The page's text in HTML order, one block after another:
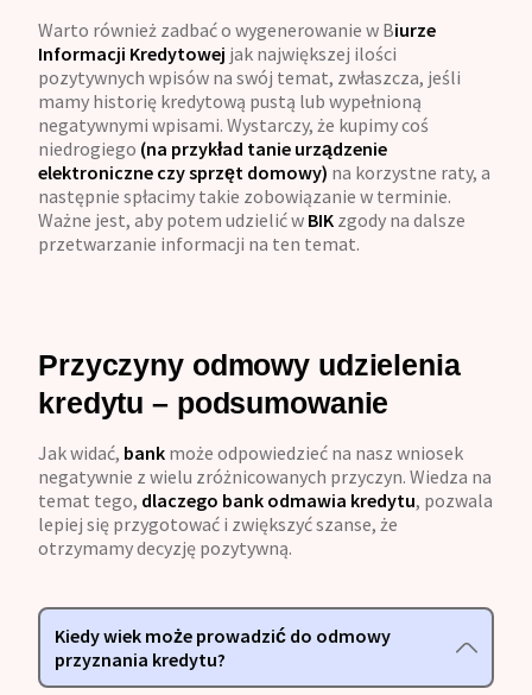
Warto również zadbać o wygenerowanie w Biurze
Informacji Kredytowej jak największej ilości
pozytywnych wpisów na swój temat, zwłaszcza, jeśli
mamy historię kredytową pustą lub wypełnioną
negatywnymi wpisami. Wystarczy, że kupimy coś
niedrogiego (na przykład tanie urządzenie
elektroniczne czy sprzęt domowy) na korzystne raty, a
następnie spłacimy takie zobowiązanie w terminie.
Ważne jest, aby potem udzielić w BIK zgody na dalsze
przetwarzanie informacji na ten temat.
Przyczyny odmowy udzielenia
kredytu – podsumowanie
Jak widać, bank może odpowiedzieć na nasz wniosek
negatywnie z wielu zróżnicowanych przyczyn. Wiedza na
temat tego, dlaczego bank odmawia kredytu, pozwala
lepiej się przygotować i zwiększyć szanse, że
otrzymamy decyzję pozytywną.
Kiedy wiek może prowadzić do odmowy
przyznania kredytu?